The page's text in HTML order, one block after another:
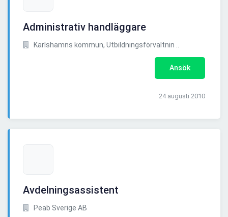
Administrativ handläggare
Karlshamns kommun, Utbildningsförvaltnin ..
Ansök
24 augusti 2010
Avdelningsassistent
Peab Sverige AB